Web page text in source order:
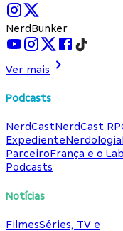
NerdBunker
Ver mais
Podcasts
NerdCastNerdCast
ExpedienteNerdologia
ParceiroFrança e o
Podcasts
Notícias
FilmesSéries, TV e